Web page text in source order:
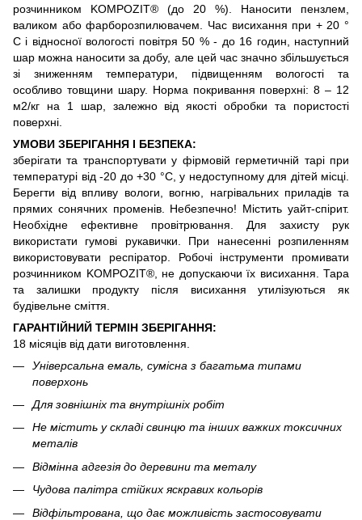
розчинником KOMPOZIT® (до 20 %). Наносити пензлем,
валиком або фарборозпилювачем. Час висихання при + 20 °
С і відносної вологості повітря 50 % - до 16 годин, наступний
шар можна наносити за добу, але цей час значно збільшується
зі зниженням температури, підвищенням вологості та
особливо товщини шару. Норма покривання поверхні: 8 – 12
м2/кг на 1 шар, залежно від якості обробки та пористості
поверхні.
УМОВИ ЗБЕРІГАННЯ І БЕЗПЕКА:
зберігати та транспортувати у фірмовій герметичній тарі при
температурі від -20 до +30 °С, у недоступному для дітей місці.
Берегти від впливу вологи, вогню, нагрівальних приладів та
прямих сонячних променів. Небезпечно! Містить уайт-спірит.
Необхідне ефективне провітрювання. Для захисту рук
використати гумові рукавички. При нанесенні розпиленням
використовувати респіратор. Робочі інструменти промивати
розчинником KOMPOZIT®, не допускаючи їх висихання. Тара
та залишки продукту після висихання утилізуються як
будівельне сміття.
ГАРАНТІЙНИЙ ТЕРМІН ЗБЕРІГАННЯ:
18 місяців від дати виготовлення.
Універсальна емаль, сумісна з багатьма типами
поверхонь
Для зовнішніх та внутрішніх робіт
Не містить у складі свинцю та інших важких токсичних
металів
Відмінна адгезія до деревини та металу
Чудова палітра стійких яскравих кольорів
Відфільтрована, що дає можливість застосовувати